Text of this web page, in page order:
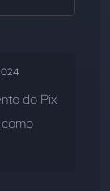
do Pix